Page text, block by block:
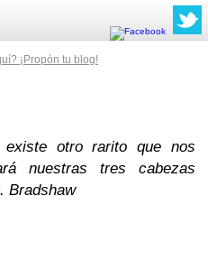
¡Propón tu blog!
otro rarito que nos
nuestras tres cabezas
Bradshaw